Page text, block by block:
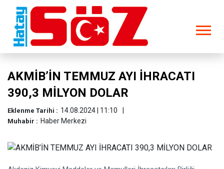
AKMİB’İN TEMMUZ AYI İHRACATI
390,3 MİLYON DOLAR
Eklenme Tarihi : 14.08.2024 | 11:10
Muhabir : Haber Merkezi